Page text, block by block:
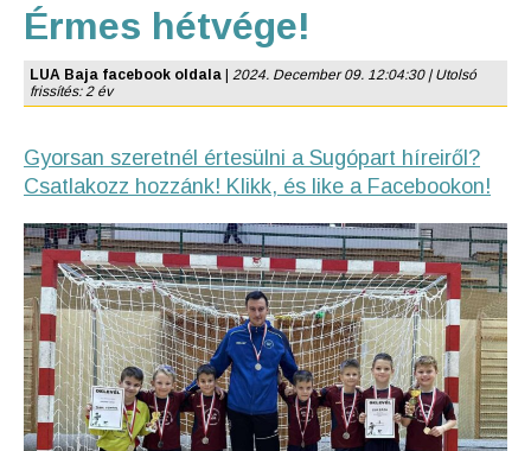
Érmes hétvége!
LUA Baja facebook oldala
2024. December 09. 12:04:30 | Utolsó
frissítés: 2 év
Gyorsan szeretnél értesülni a Sugópart híreiről?
Csatlakozz hozzánk! Klikk, és like a Facebookon!